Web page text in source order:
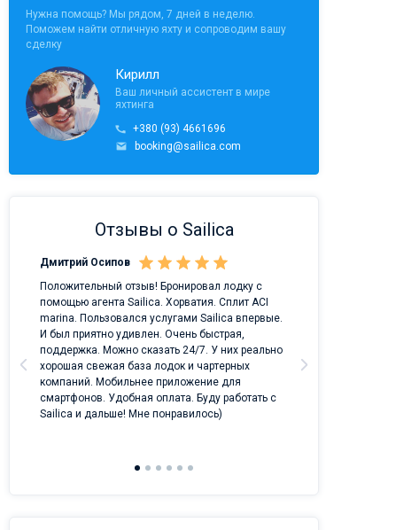
Нужна помощь? Мы рядом, 7 дней в неделю.
Поможем найти отличную яхту и сопроводим вашу
сделку
Кирилл
Ваш личный ассистент в мире
яхтинга
+380 (93) 4661696
booking@sailica.com
Отзывы о Sailica
Дмитрий Осипов
Положительный отзыв! Бронировал лодку с
помощью агента Sailica. Хорватия. Сплит ACI
marina. Пользовался услугами Sailica впервые.
И был приятно удивлен. Очень быстрая,
поддержка. Можно сказать 24/7. У них реально
хорошая свежая база лодок и чартерных
компаний. Мобильнее приложение для
смартфонов. Удобная оплата. Буду работать с
Sailica и дальше! Мне понравилось)